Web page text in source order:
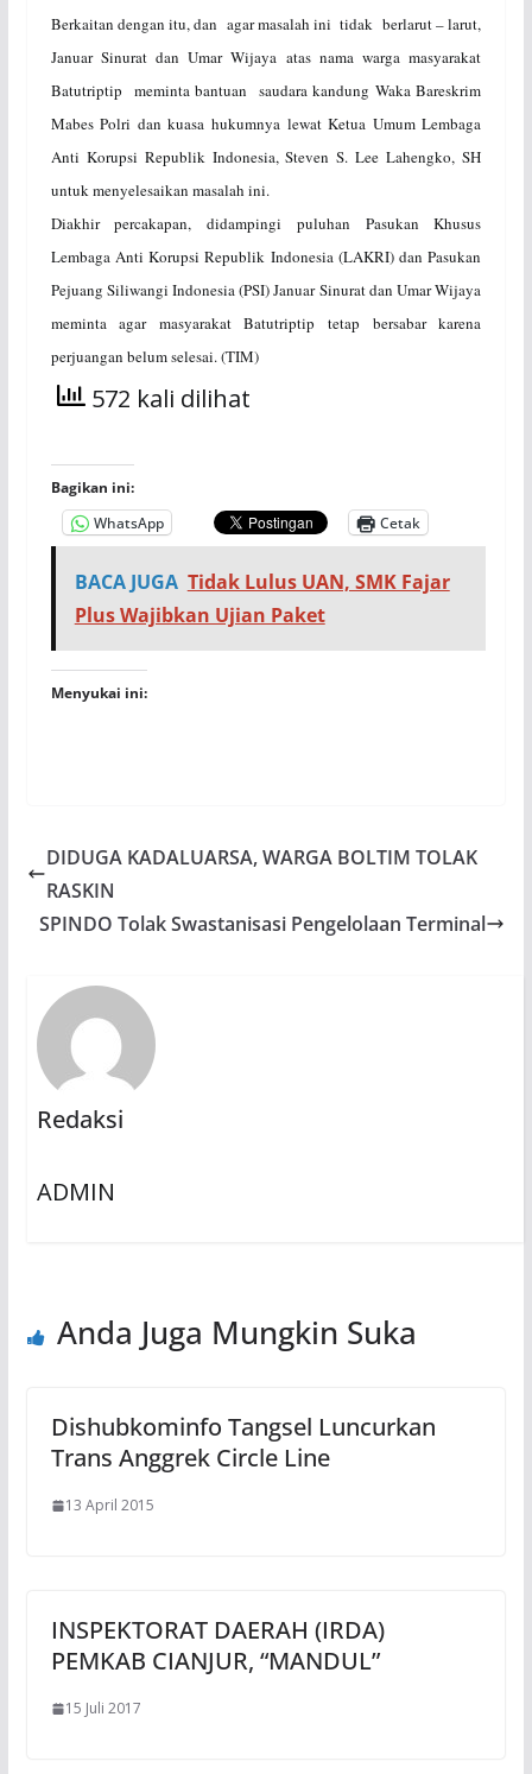
Berkaitan dengan itu, dan agar masalah ini tidak berlarut – larut,
Januar Sinurat dan Umar Wijaya atas nama warga masyarakat
Batutriptip meminta bantuan saudara kandung Waka Bareskrim
Mabes Polri dan kuasa hukumnya lewat Ketua Umum Lembaga
Anti Korupsi Republik Indonesia, Steven S. Lee Lahengko, SH
untuk menyelesaikan masalah ini.
Diakhir percakapan, didampingi puluhan Pasukan Khusus
Lembaga Anti Korupsi Republik Indonesia (LAKRI) dan Pasukan
Pejuang Siliwangi Indonesia (PSI) Januar Sinurat dan Umar Wijaya
meminta agar masyarakat Batutriptip tetap bersabar karena
perjuangan belum selesai. (TIM)
572 kali dilihat
Bagikan ini:
WhatsApp
Cetak
BACA JUGA Tidak Lulus UAN, SMK Fajar
Plus Wajibkan Ujian Paket
Menyukai ini:
DIDUGA KADALUARSA, WARGA BOLTIM TOLAK
RASKIN
SPINDO Tolak Swastanisasi Pengelolaan Terminal
Redaksi
ADMIN
Anda Juga Mungkin Suka
Dishubkominfo Tangsel Luncurkan
Trans Anggrek Circle Line
13 April 2015
INSPEKTORAT DAERAH (IRDA)
PEMKAB CIANJUR, “MANDUL”
15 Juli 2017